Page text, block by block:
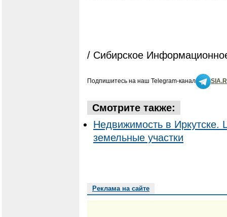
/ Сибирское
Подпишитесь на наш Telegram-канал
Смотрите также:
Недвижимость в Иркутске.
земельные участки
Реклама на сайте